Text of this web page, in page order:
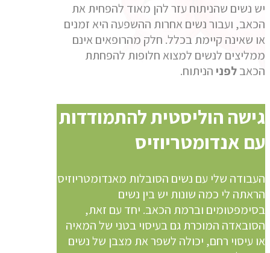
יש נשים שהניתוח עזר להן מאוד להפחית את
הכאב, ועבור נשים אחרות ההשפעה היא זמנים
או שאינה קיימת בכלל. חלק מהרופאים אינם
ממליצים לנשים למצוא חלופות להפחתת
הכאבלפני הניתוח.
גישה הוליסטית להתמודדות
עם אנדומטריוזיס
העבודה שלי עם נשים הסובלות מאנדומטריוזיס
הראתה לי כמה שונות יש בין נשים
בסימפטומים וברמת הכאב. יחד עם זאת,
הסובאדה המוכרת גם בעיסוי בטני של המאיה
או עיסוי רחם, יכולה לשפר את מצבן של נשים